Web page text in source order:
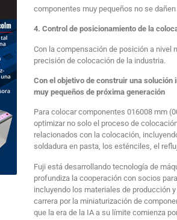
componentes muy pequeños no se
4. Control de posicionamiento de la
Con la compensación de posición a nivel
precisión de colocación de la industria.
Con el objetivo de construir una
muy pequeños de próxima generación
Para colocar componentes 016008 mm
optimizar no solo el proceso de
relacionados con la colocación,
soldadura en pasta, los esténciles, el
Fuji está desarrollando tecnología de
profundiza la cooperación con socios
incluyendo los materiales de producción
carrera por la miniaturización de
que la era de la IA a su límite comienza